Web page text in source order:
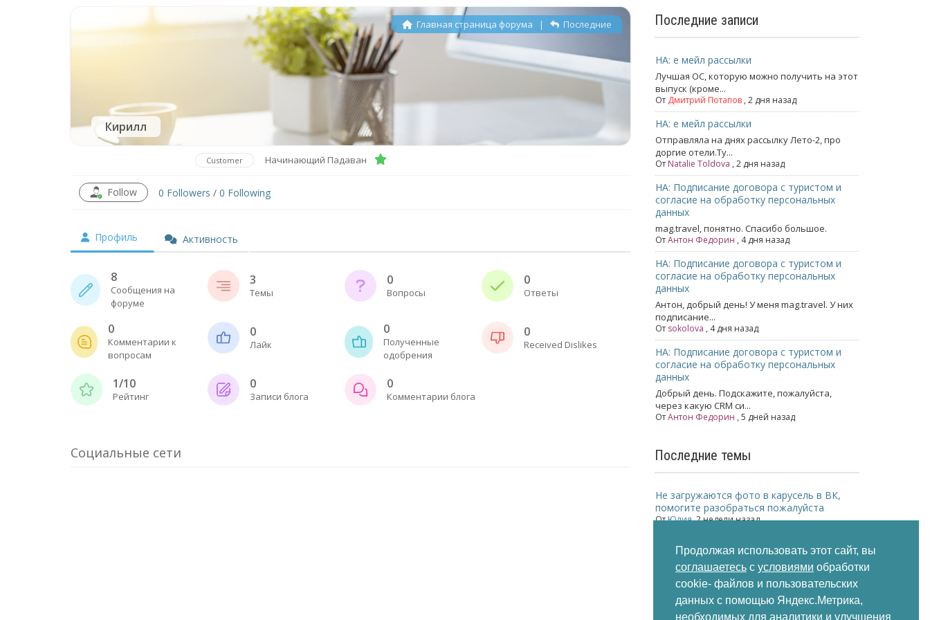
Кирилл
Главная страница форума | Последние
Customer Начинающий Падаван
Follow 0 Followers / 0 Following
Профиль Активность
8
Сообщения на
форуме
3
Темы
0
Вопросы
0
Ответы
0
Комментарии к
вопросам
0
Лайк
0
Полученные
одобрения
0
Received Dislikes
1/10
Рейтинг
0
Записи блога
0
Комментарии блога
Социальные сети
Последние записи
НА: е мейл рассылки
Лучшая ОС, которую можно получить на этот
выпуск (кроме...
От Дмитрий Потапов, 2 дня назад
НА: е мейл рассылки
Отправляла на днях рассылку Лето-2, про
доргие отели.Ту...
От Natalie Toldova , 2 дня назад
НА: Подписание договора с туристом и
согласие на обработку персональных
данных
mag.travel, понятно. Спасибо большое.
ОтАнтон Федорин , 4 дня назад
НА: Подписание договора с туристом и
согласие на обработку персональных
данных
Антон, добрый день! У меня mag.travel. У них
подписание...
От sokolova , 4 дня назад
НА: Подписание договора с туристом и
согласие на обработку персональных
данных
Добрый день. Подскажите, пожалуйста,
через какую CRM си...
ОтАнтон Федорин , 5 дней назад
Последние темы
Не загружаются фото в карусель в ВК,
помогите разобраться пожалуйста
ОтЮлия,2 недели назад
Директ коммандер
Ольга,2 недели назад
Меньше заявок из Мастера Компании
Яндекс
Komilfotur,2 недели назад
Продолжая использовать этот сайт, вы
соглашаетесь с условиями обработки
cookie- файлов и пользовательских
данных с помощью Яндекс.Метрика,
необходимых для аналитики и улучшения